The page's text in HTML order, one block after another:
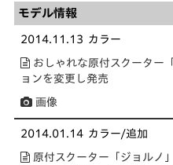
モデル情報
2014.11.13 カラー
おしゃれな原付スクーター
ョンを変更し発売
画像
2014.01.14 カラー/追加
原付スクーター「ジョルノ